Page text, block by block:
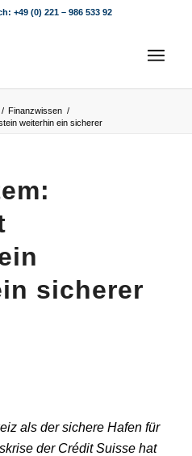
+49 (0) 221 – 986 533 92
/ Finanzwissen /
weiterhin ein sicherer
sicherer
als der sichere Hafen für
der Crédit Suisse hat